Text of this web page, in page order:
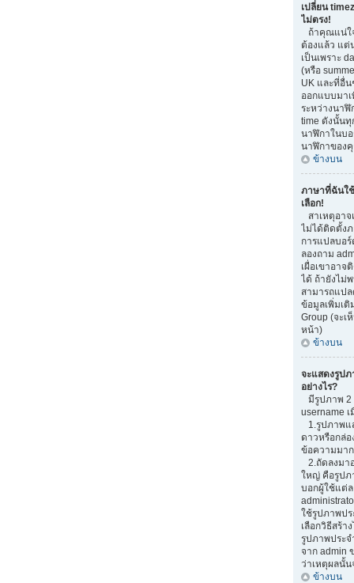
เปลี่ยน
ไม่ตรง!
ถ้าคุณแน่ใ
ต้องแล้ว แต่
เป็นเพราะ
(หรือ
UK และที่อื่น
ออกแบบมาเ
ระหว่างนา
time ดังนั้นทุ
นาฬิกาในบ
นาฬิกาของ
ข้างบน
ภาษาที่ฉันใ
เลือก!
สาเหตุอาจ
ไม่ได้ติดตั้ง
การแปลบอ
ลองถาม
เผื่อเขาอา
ได้ ถ้ายังไม่
สามารถแป
ข้อมูลเพิ่มเติ
Group (จะเ
หน้า)
ข้างบน
จะแสดงรูป
อย่างไร?
มีรูปภาพ 2
username
1.รูปภาพแ
ดาวหรือกล่
ข้อความมา
2.ถัดลงมา
ใหญ่ คือรูปภ
บอกผู้ใช้แต่
ใช้รูปภาพป
เลือกวิธีสร้า
รูปภาพประ
จาก admin
ว่าเหตุผลนั้
ข้างบน